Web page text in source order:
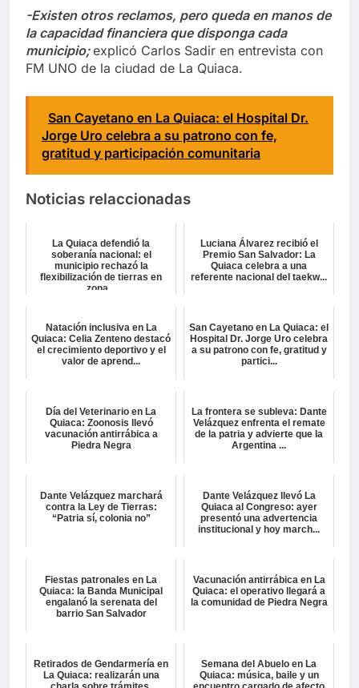
-Existen otros reclamos, pero queda en manos de
la capacidad financiera que disponga cada
municipio;explicó Carlos Sadir en entrevista con
FM UNO de la ciudad de La Quiaca.
San Cayetano en La Quiaca: el Hospital Dr.
Jorge Uro celebra a su patrono con fe,
gratitud y participación comunitaria
Noticias relaccionadas
La Quiaca defendió la
soberanía nacional: el
municipio rechazó la
flexibilización de tierras en
zona...
Luciana Álvarez recibió el
Premio San Salvador: La
Quiaca celebra a una
referente nacional del taekw...
Natación inclusiva en La
Quiaca: Celia Zenteno destacó
el crecimiento deportivo y el
valor de aprend...
San Cayetano en La Quiaca: el
Hospital Dr. Jorge Uro celebra
a su patrono con fe, gratitud y
partici...
Día del Veterinario en La
Quiaca: Zoonosis llevó
vacunación antirrábica a
Piedra Negra
La frontera se subleva: Dante
Velázquez enfrenta el remate
de la patria y advierte que la
Argentina ...
Dante Velázquez marchará
contra la Ley de Tierras:
“Patria sí, colonia no”
Dante Velázquez llevó La
Quiaca al Congreso: ayer
presentó una advertencia
institucional y hoy march...
Fiestas patronales en La
Quiaca: la Banda Municipal
engalanó la serenata del
barrio San Salvador
Vacunación antirrábica en La
Quiaca: el operativo llegará a
la comunidad de Piedra Negra
Retirados de Gendarmería en
La Quiaca: realizarán una
Semana del Abuelo en La
Quiaca: música, baile y un